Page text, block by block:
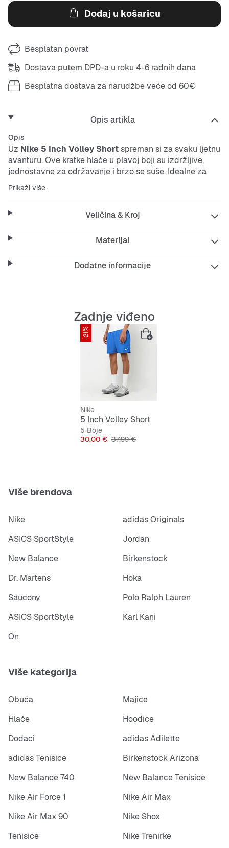
Dodaj u košaricu
Besplatan povrat
Dostava putem DPD-a u roku 4-6 radnih dana
Besplatna dostava za narudžbe veće od 60€
Opis artikla
Opis
Uz Nike 5 Inch Volley Shortspreman si za svaku ljetnu
avanturu. Ove kratke hlače u plavoj boji su izdržljive,
jednostavne za održavanje i brzo se suše. Idealne za
opuštene dane ili sportske aktivnosti.
Features:
Izdržljiv materijal za dugotrajnost
Ravni kroj za maksimalnu slobodu pokreta
Istaknuti Nike logo kao stylish detalj
Prikaži više
Veličina & Kroj
Materijal
Dodatne informacije
Zadnje viđeno
-21%
Nike
5 Inch Volley Short
5 Boje
Cijena
30,00 € Originalna cijena
37,99 €
Više brendova
Nike
adidas Originals
ASICS SportStyle
Jordan
New Balance
Birkenstock
Dr. Martens
Hoka
Saucony
Polo Ralph Lauren
ASICS SportStyle
Karl Kani
On
Više kategorija
Obuća
Majice
Hlače
Hoodice
Dodaci
adidas Adilette
adidas Tenisice
Birkenstock Arizona
New Balance 740
New Balance Tenisice
Nike Air Force 1
Nike Air Max
Nike Air Max 90
Nike Shox
Tenisice
Nike Trenirke